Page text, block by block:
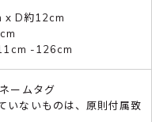
x D約12cm
-126cm
ームタグ
いないものは、原則付属致